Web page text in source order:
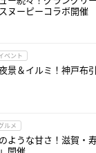
ヌーピーコラボ開催
ベント
景＆イルミ！神戸布
ルメ
ような甘さ！滋賀・
開催